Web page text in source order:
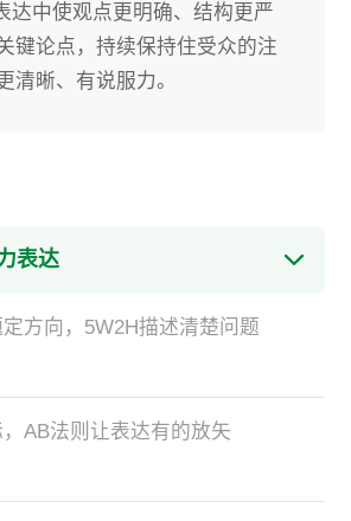
达中使观点更明确、结构更严
键论点，持续保持住受众的注
清晰、有说服力。
表达
方向，5W2H描述清楚问题
AB法则让表达有的放矢